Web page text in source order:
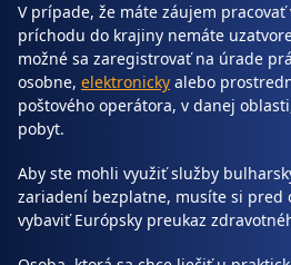
V prípade, že máte záujem pracovať
príchodu do krajiny nemáte
možné sa zaregistrovať na úrade
osobne, elektronicky alebo
poštového operátora, v danej
pobyt.
Aby ste mohli využiť služby
zariadení bezplatne, musíte si pred
vybaviť Európsky preukaz